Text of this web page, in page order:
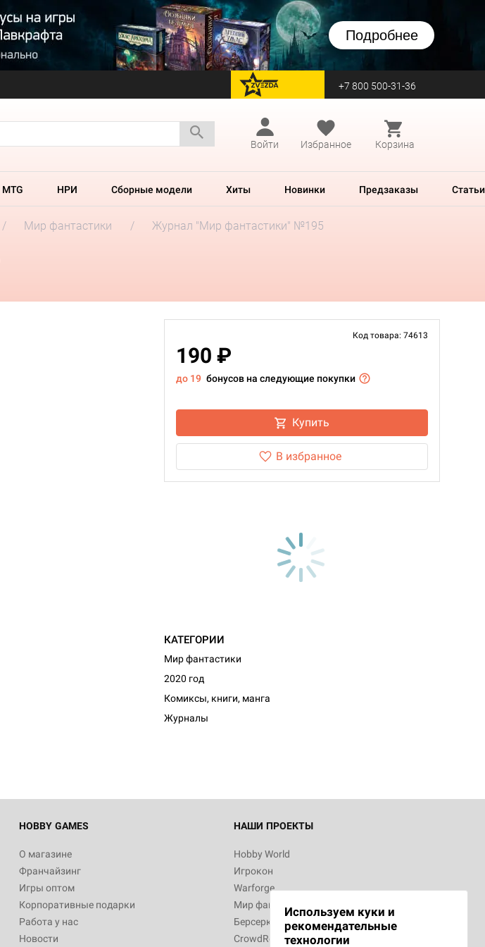
Подробнее
перейти на Zvezda +7 800 500-31-36
Войти
Избранное Корзина
MTG НРИ Сборные модели Хиты Новинки Предзаказы Статьи
Мир фантастики Журнал "Мир фантастики" №195
Код товара: 74613
190 ₽
до 19 бонусов на следующие покупки
Купить
В избранное
КАТЕГОРИИ
Мир фантастики
2020 год
Комиксы, книги, манга
Журналы
HOBBY GAMES
О магазине
Франчайзинг
Игры оптом
Корпоративные подарки
Работа у нас
Новости
НАШИ ПРОЕКТЫ
Hobby World
Игрокон
Warforge
Мир фантастики
Берсерк
CrowdRepublic
Используем куки и
рекомендательные
технологии